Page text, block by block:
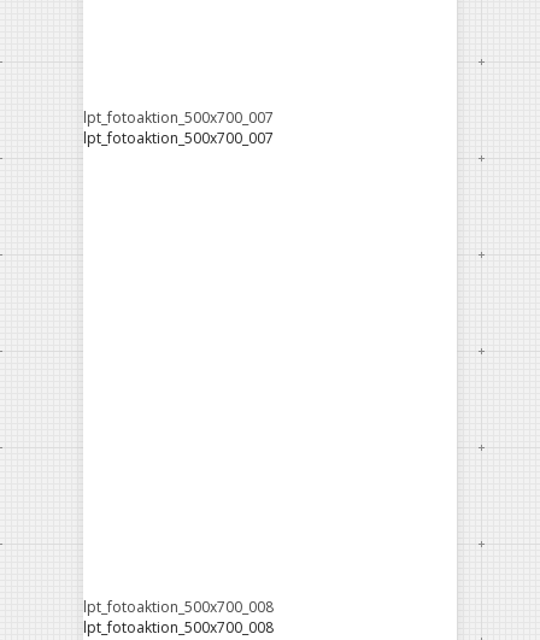
lpt_fotoaktion_500x700_007
lpt_fotoaktion_500x700_007
lpt_fotoaktion_500x700_008
lpt_fotoaktion_500x700_008